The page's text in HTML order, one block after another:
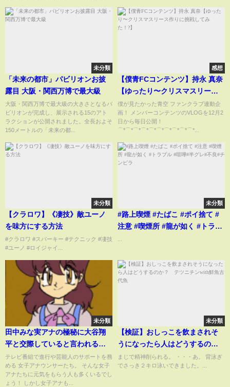
未分類
「未来の都市」パビリオンお披
露目 大阪・関西万博で最大級
大阪・関西万博で最大級の大きさとなるパ
ビリオンが完成し、展示される15のアト
ラクションが公開されました。全長およそ
150メートルの「未来の都...
感想
【僕青FCコンテンツ】持永 真奈
【ゆったり〜クリスマスリース
作りに挑戦してみた！?】
僕が見たかった青空 ファンクラブ連動企
画！ メンバーコンテンツのVLOGを12月2
日から毎日公開！
⌒*⌒*⌒*⌒*⌒*⌒*⌒*⌒*⌒*⌒*...
未分類
【クラロワ】《凄技》敵ユーノ
を味方にする方法
#クラロワ #スパーキー #テクニック #凄技
#ユーノ #ロイジャイ...
未分類
#路上喫煙 #たばこ #ポイ捨て #
注意 #喫煙所 #龍が如く #トラブ
未分類
田中みな実アナの極秘に大谷翔
平と交際していると言われる証
拠に驚愕！大谷翔平と田中みな
実アナが理想のカップルである
５つの理由に衝撃の嵐！
テレビ番組で進行や芸能人のサポートを務
める 女子アナウンサーたち。 そんな女子
アナたちに元気をもらう人も多くいるでし
ょう！ しかし女子アナも...
未分類
【検証】おしっこを飲まされそ
うになったら人はどうするの
か？ テツニチンwith鮮魚古代
魚
まじで精神削られる。 ・・・あ。 背泳ぎ
でさっき２キロ泳いできました。...